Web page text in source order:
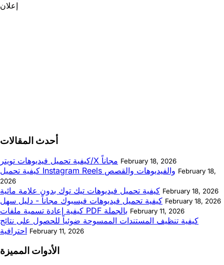
إعلان
أحدث المقالات
كيفية تحميل فيديوهات تويتر/X مجاناً February 18, 2026
كيفية تحميل Instagram Reels والفيديوهات والقصص February 18,
2026
كيفية تحميل فيديوهات تيك توك بدون علامة مائية February 18, 2026
كيفية تحميل فيديوهات فيسبوك مجاناً - دليل سهل February 18, 2026
كيفية إعادة تسمية ملفات PDF بالجملة February 11, 2026
كيفية تنظيف المستندات الممسوحة ضوئياً للحصول على نتائج
احترافية February 11, 2026
الأدوات المميزة